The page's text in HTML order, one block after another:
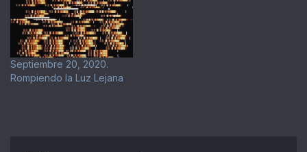
Septiembre 20, 2020.
Rompiendo la Luz Lejana